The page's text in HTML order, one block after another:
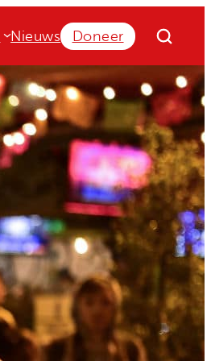
Nieuws Doneer